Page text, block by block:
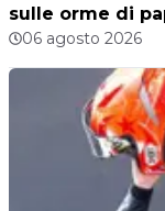
sulle orme di
06 agosto 2026